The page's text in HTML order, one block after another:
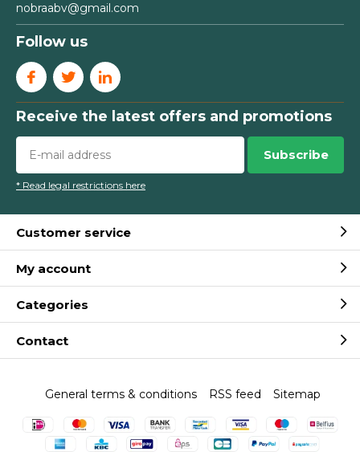
nobraabv@gmail.com
Follow us
Receive the latest offers and promotions
Subscribe
* Read legal restrictions here
Customer service
My account
Categories
Contact
General terms & conditions RSS feed Sitemap